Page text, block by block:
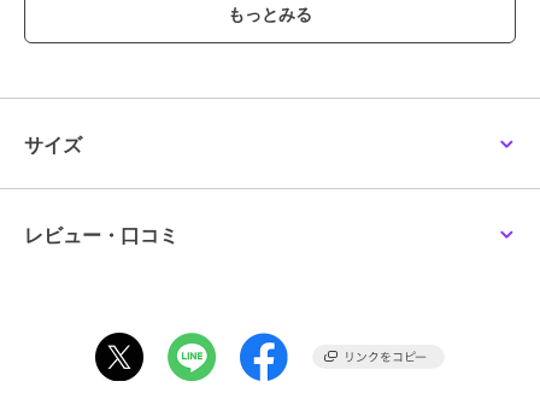
ンライン
商品カテゴリ
性別タイプ
レディース
-
商品のお取り扱い方法
サイズ
レビュー・口コミ